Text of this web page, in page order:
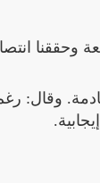
وحققنا
وقال: